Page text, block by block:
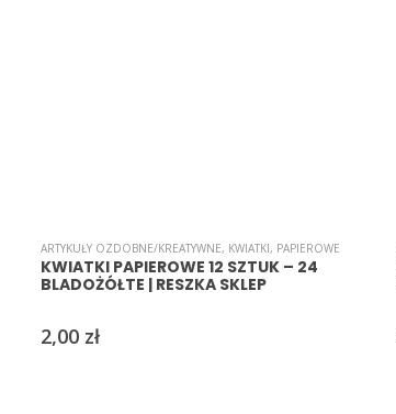
ARTYKUŁY OZDOBNE/KREATYWNE, KWIATKI, PAPIEROWE
KWIATKI PAPIEROWE 12 SZTUK – 24
BLADOŻÓŁTE | RESZKA SKLEP
2,00 zł